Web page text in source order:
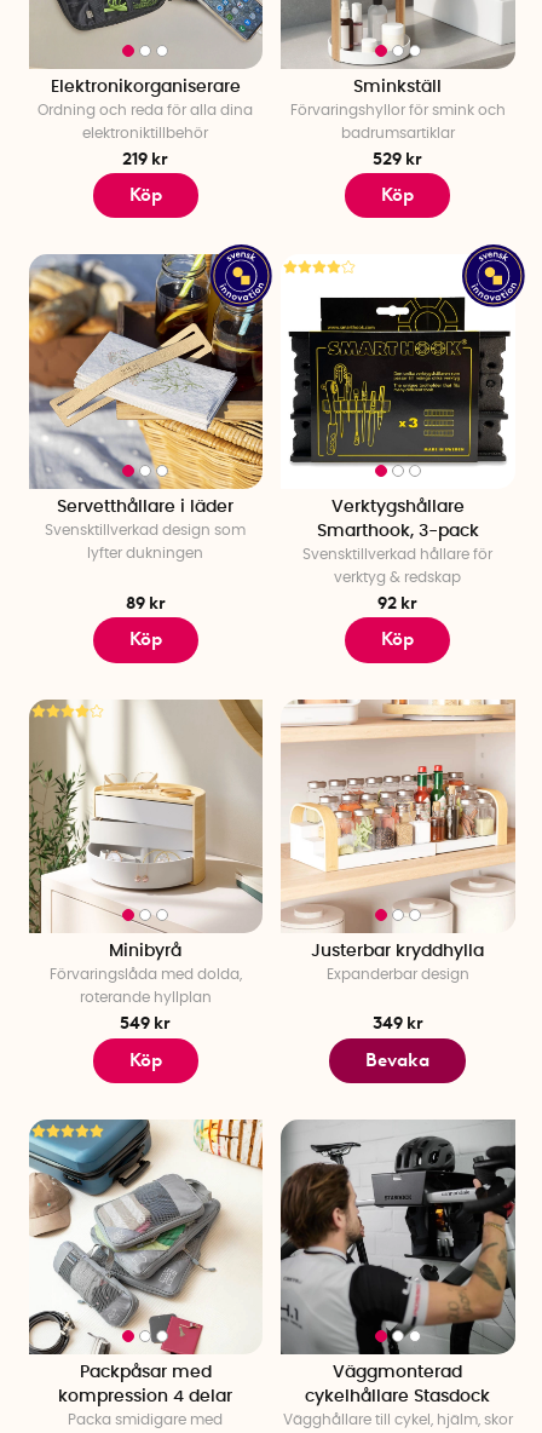
Elektronikorganiserare
Ordning och reda för alla dina
elektroniktillbehör
219 kr
Köp
Sminkställ
Förvaringshyllor för smink och
badrumsartiklar
529 kr
Köp
Servetthållare i läder
Svensktillverkad design som
lyfter dukningen
89 kr
Köp
Verktygshållare
Smarthook, 3-pack
Svensktillverkad hållare för
verktyg & redskap
92 kr
Köp
Minibyrå
Förvaringslåda med dolda,
roterande hyllplan
549 kr
Köp
Justerbar kryddhylla
Expanderbar design
349 kr
Bevaka
Packpåsar med
kompression 4 delar
Packa smidigare med
Väggmonterad
cykelhållare Stasdock
Vägghållare till cykel, hjälm, skor